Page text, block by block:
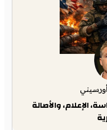
الإعلام، والأصالة